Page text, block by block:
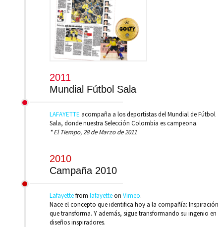
2011
Mundial Fútbol Sala
LAFAYETTE acompaña a los deportistas del Mundial de Fútbol
Sala, donde nuestra Selección Colombia es campeona.
* El Tiempo, 28 de Marzo de 2011
2010
Campaña 2010
Lafayettefrom lafayetteon Vimeo.
Nace el concepto que identifica hoy a la compañía: Inspiración
que transforma. Y además, sigue transformando su ingenio en
diseños inspiradores.